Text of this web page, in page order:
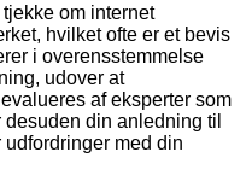
om internet
hvilket ofte er et bevis
i overensstemmelse
udover at
af eksperter som
din anledning til
med din